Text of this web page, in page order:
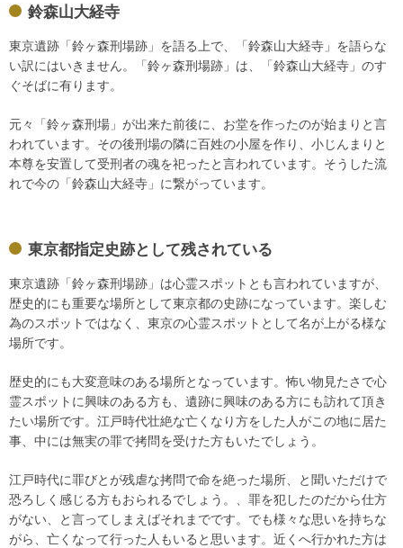
鈴森山大経寺
東京遺跡「鈴ヶ森刑場跡」を語る上で、「鈴森山大経寺」を語らな
い訳にはいきません。「鈴ヶ森刑場跡」は、「鈴森山大経寺」のす
ぐそばに有ります。
元々「鈴ヶ森刑場」が出来た前後に、お堂を作ったのが始まりと言
われています。その後刑場の隣に百姓の小屋を作り、小じんまりと
本尊を安置して受刑者の魂を祀ったと言われています。そうした流
れで今の「鈴森山大経寺」に繋がっています。
東京都指定史跡として残されている
東京遺跡「鈴ヶ森刑場跡」は心霊スポットとも言われていますが、
歴史的にも重要な場所として東京都の史跡になっています。楽しむ
為のスポットではなく、東京の心霊スポットとして名が上がる様な
場所です。
歴史的にも大変意味のある場所となっています。怖い物見たさで心
霊スポットに興味のある方も、遺跡に興味のある方にも訪れて頂き
たい場所です。江戸時代壮絶な亡くなり方をした人がこの地に居た
事、中には無実の罪で拷問を受けた方もいたでしょう。
江戸時代に罪びとが残虐な拷問で命を絶った場所、と聞いただけで
恐ろしく感じる方もおられるでしょう。、罪を犯したのだから仕方
がない、と言ってしまえばそれまでです。でも様々な思いを持ちな
がら、亡くなって行った人もいると思います。近くへ行かれた方は